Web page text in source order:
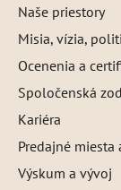
Naše priestory
Misia, vízia,
Ocenenia a
Spoločenská
Kariéra
Predajné miesta
Výskum a vývoj